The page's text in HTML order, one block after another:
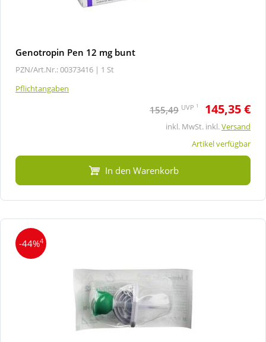
Genotropin Pen 12 mg bunt
PZN/Art.Nr.: 00373416 | 1 St
Pflichtangaben
155,49 UVP 1 145,35 €
inkl. MwSt. inkl.Versand
Artikel verfügbar
In den Warenkorb
-44%4